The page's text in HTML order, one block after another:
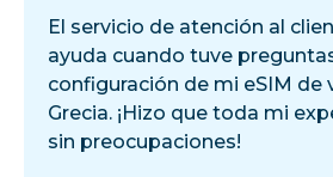
El servicio de atención al
ayuda cuando tuve
configuración de mi eSIM de
Grecia. ¡Hizo que toda mi
sin preocupaciones!